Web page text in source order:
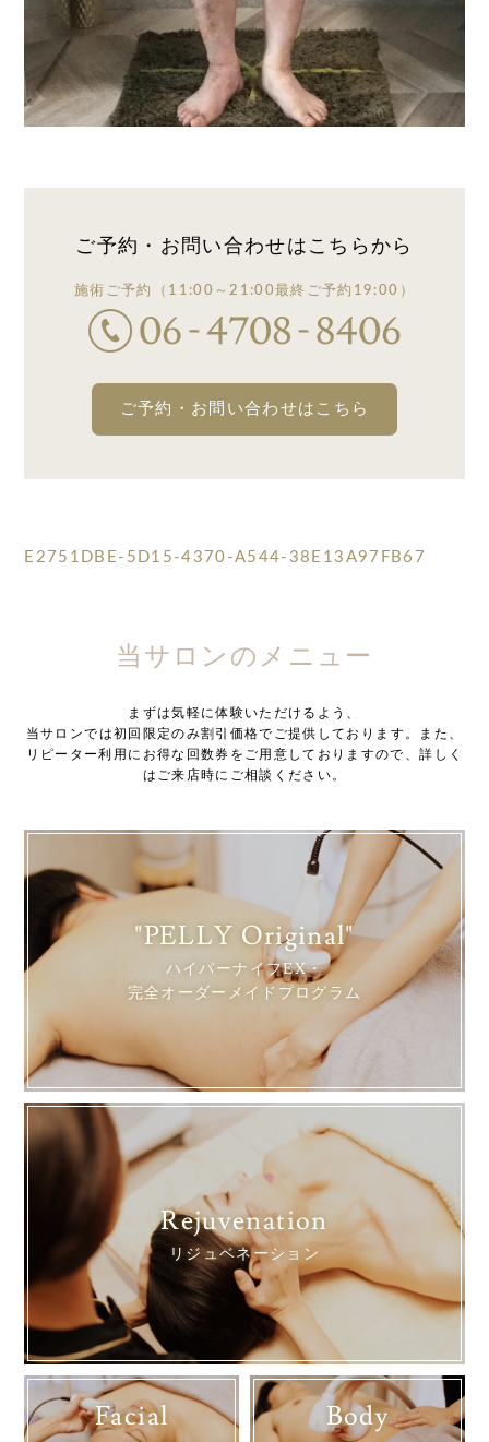
ご予約・お問い合わせはこちらから
施術ご予約 （11:00～21:00最終ご予約19:00）
ご予約・お問い合わせはこちら
E2751DBE-5D15-4370-A544-38E13A97FB67
当サロンのメニュー
まずは気軽に体験いただけるよう、
当サロンでは初回限定のみ割引価格でご提供しております。また、
リピーター利用にお得な回数券をご用意しておりますので、詳しく
はご来店時にご相談ください。
"PELLY Original"
ハイパーナイフEX・
完全オーダーメイドプログラム
Rejuvenation
リジュベネーション
Facial Body